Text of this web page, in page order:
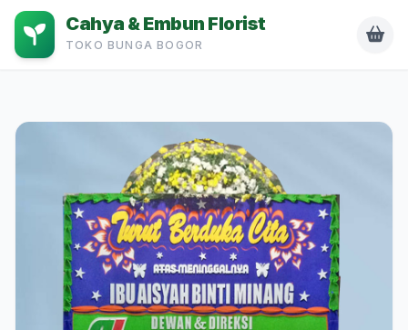
Cahya & Embun Florist
TOKO BUNGA BOGOR